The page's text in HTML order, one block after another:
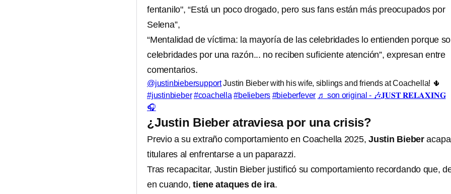
fentanilo", “Está un poco drogado, pero sus fans están más preocupados por
Selena”,
“Mentalidad de víctima: la mayoría de las celebridades lo entienden porque
celebridades por una razón... no reciben suficiente atención”, expresan entre
comentarios.
@justinbiebersupportJustin Bieber with his wife, siblings and friends at Coachella! 🌵
#justinbieber #coachella #beliebers #bieberfever ♬ son original - 🎶𝐉𝐔𝐒𝐓 𝐑𝐄𝐋𝐀𝐗𝐈𝐍𝐆
🎧
¿Justin Bieber atraviesa por una crisis?
Previo a su extraño comportamiento en Coachella 2025, Justin Bieber
titulares al enfrentarse a un paparazzi.
Tras recapacitar, Justin Bieber justificó su comportamiento recordando que,
en cuando,tiene ataques de ira.